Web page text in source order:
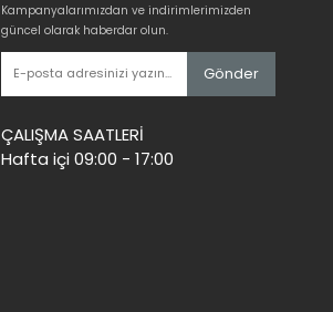
Kampanyalarımızdan ve indirimlerimizden
güncel olarak haberdar olun.
Gönder
ÇALIŞMA SAATLERİ
Hafta içi 09:00 - 17:00